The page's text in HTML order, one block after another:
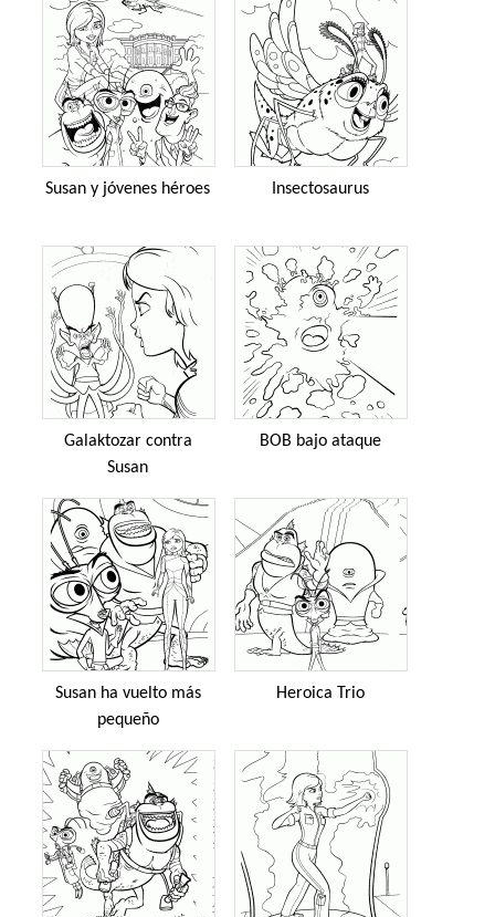
Susan y jóvenes héroes Insectosaurus
Galaktozar contra
Susan
BOB bajo ataque
Susan ha vuelto más
pequeño
Heroica Trio